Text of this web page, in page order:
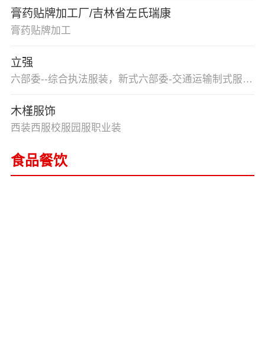
膏药贴牌加工厂/吉林省左氏瑞康
膏药贴牌加工
立强
六部委--综合执法服装，新式六部委-交通运输制式服装，新式六部委-农业制式服装，新式六部委-生态环境制式服装，新式六部委-市场监管制式服装，新式六部委-文化市场制式服装，新式六部委-应急管理制式服装，六部门新式制式服装，新式城市管理执法系列服装，新式综合执法系列，动物卫生监督制式服装，劳动监察制式服装，食品药品监督制式服装，卫生监督制式服装，自然资源制式服装，水政制式服装，烟草制式服装，渔政制式服装，120急救服，医护防护服，工作服，西服等服装系列。
木槿服饰
西装西服校服园服职业装
食品餐饮